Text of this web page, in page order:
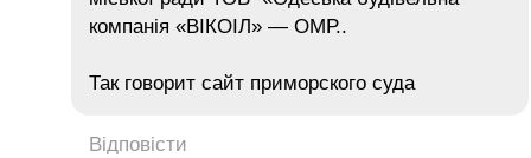
компанія «ВІКОІЛ» — ОМР..
Так говорит сайт приморского суда
Відповісти